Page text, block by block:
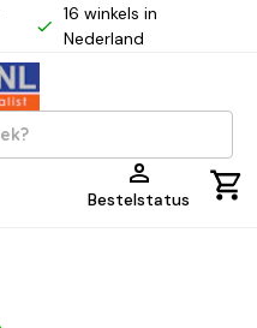
16 winkels in
Nederland
Bestelstatus